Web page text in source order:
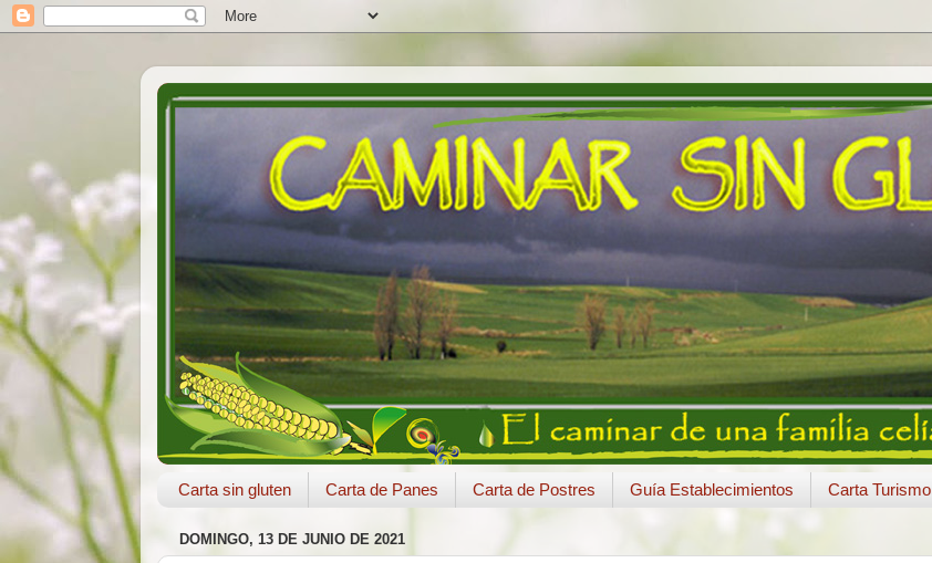
Carta sin gluten Carta de Panes Carta de Postres Guía Establecimientos Carta Turismo
DOMINGO, 13 DE JUNIO DE 2021